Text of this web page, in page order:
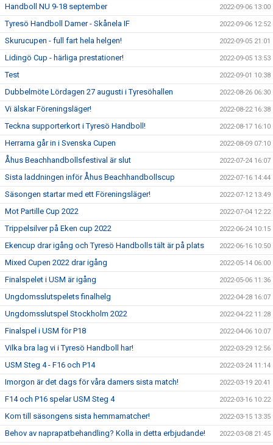
Handboll NU 9-18 september 2022-09-06 13:00
Tyresö Handboll Damer - Skånela IF 2022-09-06 12:52
Skurucupen - full fart hela helgen! 2022-09-05 21:01
Lidingö Cup - härliga prestationer! 2022-09-05 13:53
Test 2022-09-01 10:38
Dubbelmöte Lördagen 27 augusti i Tyresöhallen 2022-08-26 06:30
Vi älskar Föreningsläger! 2022-08-22 16:38
Teckna supporterkort i Tyresö Handboll! 2022-08-17 16:10
Herrarna går in i Svenska Cupen 2022-08-09 07:10
Åhus Beachhandbollsfestival är slut 2022-07-24 16:07
Sista laddningen inför Åhus Beachhandbollscup 2022-07-16 14:44
Säsongen startar med ett Föreningsläger! 2022-07-12 13:49
Mot Partille Cup 2022 2022-07-04 12:22
Trippelsilver på Eken cup 2022 2022-06-24 10:15
Ekencup drar igång och Tyresö Handbolls tält är på plats 2022-06-16 10:50
Mixed Cupen 2022 drar igång 2022-05-14 06:00
Finalspelet i USM är igång 2022-05-06 11:36
Ungdomsslutspelets finalhelg 2022-04-28 16:07
Ungdomsslutspel Stockholm 2022 2022-04-22 11:28
Finalspel i USM för P18 2022-04-06 10:07
Vilka bra lag vi i Tyresö Handboll har! 2022-03-29 12:56
USM Steg 4 - F16 och P14 2022-03-24 11:14
Imorgon är det dags för våra damers sista match! 2022-03-19 20:41
F14 och P16 spelar USM Steg 4 2022-03-16 10:22
Kom till säsongens sista hemmamatcher! 2022-03-15 13:35
Behov av naprapatbehandling? Kolla in detta erbjudande! 2022-03-08 21:45